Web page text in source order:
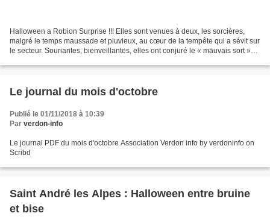
Halloween a Robion Surprise !!! Elles sont venues à deux, les sorcières,
malgré le temps maussade et pluvieux, au cœur de la tempête qui a sévit sur
le secteur. Souriantes, bienveillantes, elles ont conjuré le « mauvais sort »
Le journal du mois d'octobre
Publié le 01/11/2018 à 10:39
Par verdon-info
Le journal PDF du mois d'octobre Association Verdon info by verdoninfo on
Scribd
Saint André les Alpes : Halloween entre bruine
et bise